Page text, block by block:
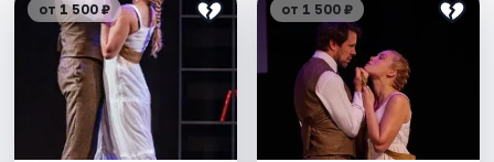
от 1 500 ₽ от 1 500 ₽